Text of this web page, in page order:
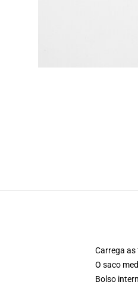
Carrega
O saco
Bolso